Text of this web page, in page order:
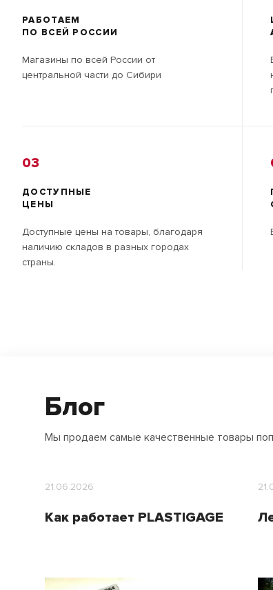
РАБОТАЕМ
ПО ВСЕЙ РОССИИ
Магазины по всей России от
центральной части до Сибири
03
ДОСТУПНЫЕ
ЦЕНЫ
Доступные цены на товары, благодаря
наличию складов в разных городах
страны.
Блог
Мы продаем самые качественные товары
21.06.2026
Как работает PLASTIGAGE